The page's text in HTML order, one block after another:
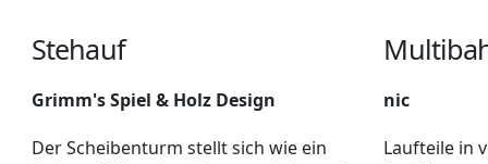
Stehauf
Grimm's Spiel & Holz Design
Der Scheibenturm stellt sich wie ein
nic
Laufteile in